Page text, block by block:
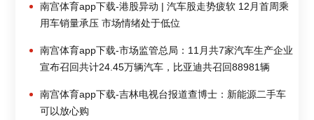
南宫体育app下载-港股异动 | 汽车股走势疲软 12月首周乘
用车销量承压 市场情绪处于低位
南宫体育app下载-市场监管总局：11月共7家汽车生产企业
宣布召回共计24.45万辆汽车，比亚迪共召回88981辆
南宫体育app下载-吉林电视台报道查博士：新能源二手车
可以放心购